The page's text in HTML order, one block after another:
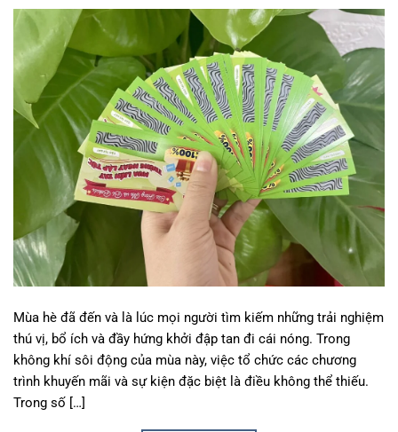
Mùa hè đã đến và là lúc mọi người tìm kiếm những trải nghiệm
thú vị, bổ ích và đầy hứng khởi đập tan đi cái nóng. Trong
không khí sôi động của mùa này, việc tổ chức các chương
trình khuyến mãi và sự kiện đặc biệt là điều không thể thiếu.
Trong số […]